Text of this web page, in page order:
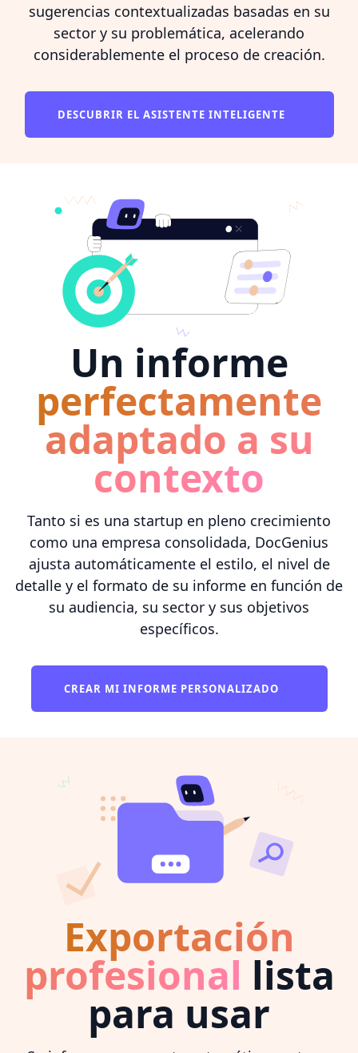
sugerencias contextualizadas basadas en su
sector y su problemática, acelerando
considerablemente el proceso de creación.
DESCUBRIR EL ASISTENTE INTELIGENTE
Un informe
perfectamente
adaptado a su
contexto
Tanto si es una startup en pleno crecimiento
como una empresa consolidada, DocGenius
ajusta automáticamente el estilo, el nivel de
detalle y el formato de su informe en función de
su audiencia, su sector y sus objetivos
específicos.
CREAR MI INFORME PERSONALIZADO
Exportación
profesional lista
para usar